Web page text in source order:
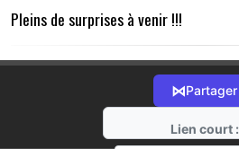
Pleins de surprises à venir !!!
⋈Partager
Lien court :